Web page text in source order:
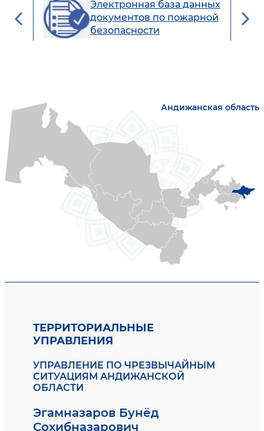
Электронная база данных
документов по пожарной
безопасности
Андижанская область
ТЕРРИТОРИАЛЬНЫЕ
УПРАВЛЕНИЯ
УПРАВЛЕНИЕ ПО ЧРЕЗВЫЧАЙНЫМ
СИТУАЦИЯМ АНДИЖАНСКОЙ
ОБЛАСТИ
Эгамназаров Бунёд
Сохибназарович